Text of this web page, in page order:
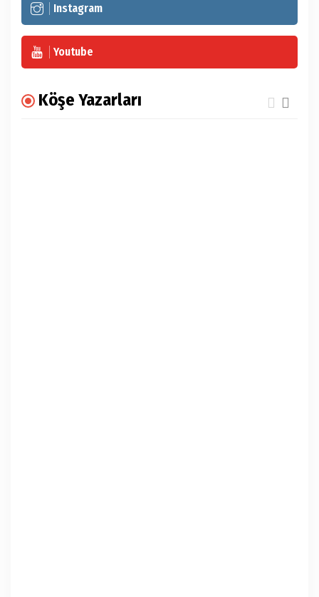
Instagram
Youtube
Köşe Yazarları